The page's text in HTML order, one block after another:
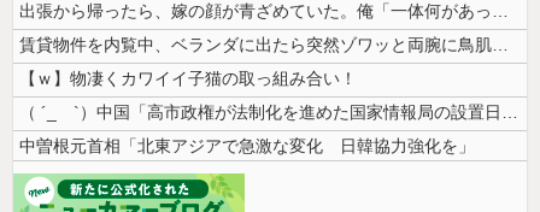
出張から帰ったら、嫁の顔が青ざめていた。俺「一体何があったんだ？」嫁「...
賃貸物件を内覧中、ベランダに出たら突然ゾワッと両腕に鳥肌が出た。「やっ...
【ｗ】物凄くカワイイ子猫の取っ組み合い！
（ ´_ゝ`）中国「高市政権が法制化を進めた国家情報局の設置日が7月3...
中曽根元首相「北東アジアで急激な変化 日韓協力強化を」